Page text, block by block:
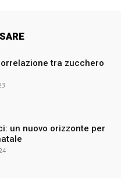
tra zucchero
un nuovo orizzonte per